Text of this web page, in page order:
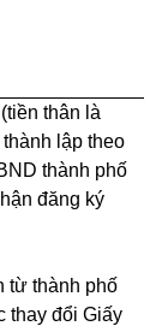
thân là
lập theo
thành phố
đăng ký
từ thành phố
thay đổi Giấy